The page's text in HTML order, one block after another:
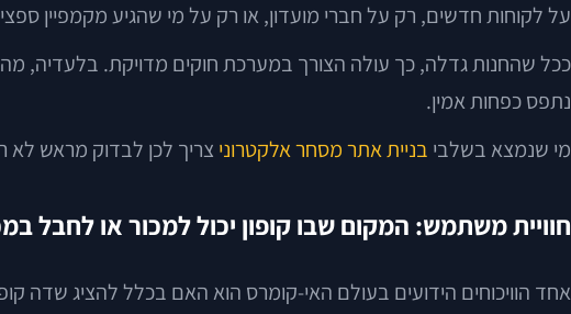
על לקוחות חדשים, רק על חברי מועדון, או רק על מי שהגיע מקמפיין
ככל שהחנות גדלה, כך עולה הצורך במערכת חוקים מדויקת. בלעדיה,
נתפס כפחות אמין.
מי שנמצא בשלבי בניית אתר מסחר אלקטרוני צריך לכן לבדוק מראש לא
חוויית משתמש: המקום שבו קופון יכול למכור או לחבל
אחד הוויכוחים הידועים בעולם האי-קומרס הוא האם בכלל להציג שדה